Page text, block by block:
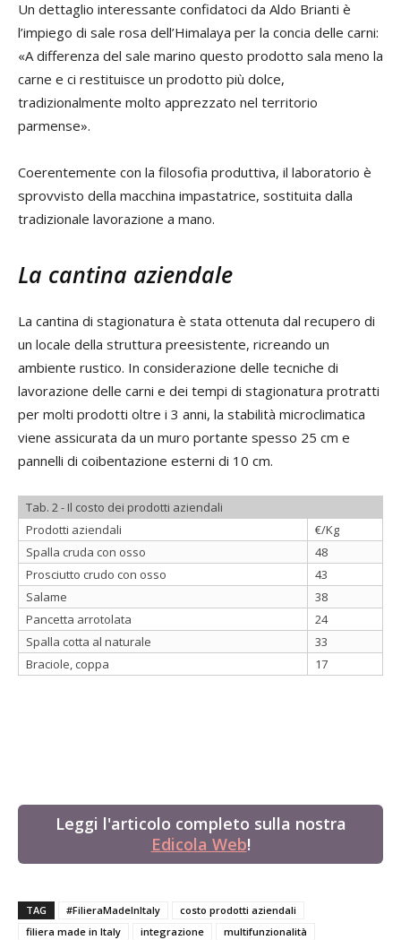
Un dettaglio interessante confidatoci da Aldo Brianti è
l’impiego di sale rosa dell’Himalaya per la concia delle carni:
«A differenza del sale marino questo prodotto sala meno la
carne e ci restituisce un prodotto più dolce,
tradizionalmente molto apprezzato nel territorio
parmense».
Coerentemente con la filosofia produttiva, il laboratorio è
sprovvisto della macchina impastatrice, sostituita dalla
tradizionale lavorazione a mano.
La cantina aziendale
La cantina di stagionatura è stata ottenuta dal recupero di
un locale della struttura preesistente, ricreando un
ambiente rustico. In considerazione delle tecniche di
lavorazione delle carni e dei tempi di stagionatura protratti
per molti prodotti oltre i 3 anni, la stabilità microclimatica
viene assicurata da un muro portante spesso 25 cm e
pannelli di coibentazione esterni di 10 cm.
Tab. 2 - Il costo dei prodotti aziendali
Prodotti aziendali
€/Kg
Spalla cruda con osso
48
Prosciutto crudo con osso
43
Salame
38
Pancetta arrotolata
24
Spalla cotta al naturale
33
Braciole, coppa
17
Leggi l'articolo completo sulla nostra
Edicola Web!
TAG #FilieraMadeInItaly
costo prodotti aziendali
filiera made in Italy
integrazione
multifunzionalità